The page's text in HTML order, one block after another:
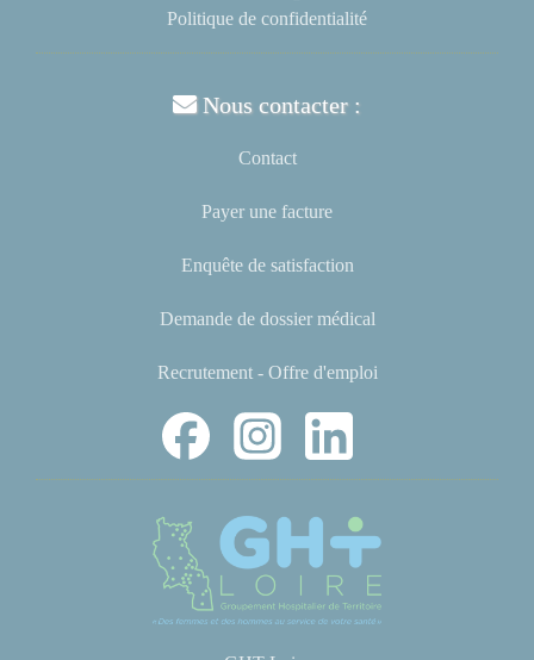
Politique de confidentialité
Nous contacter :
Contact
Payer une facture
Enquête de satisfaction
Demande de dossier médical
Recrutement - Offre d'emploi